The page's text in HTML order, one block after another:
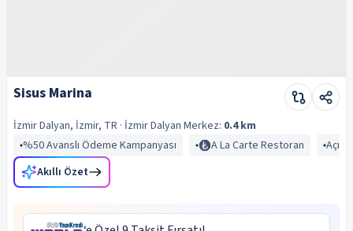
Sisus Marina
İzmir Dalyan, İzmir, TR · İzmir Dalyan Merkez: 0.4 km
%50 Avanslı Ödeme Kampanyası
A La Carte Restoran
Açık
Akıllı Özet